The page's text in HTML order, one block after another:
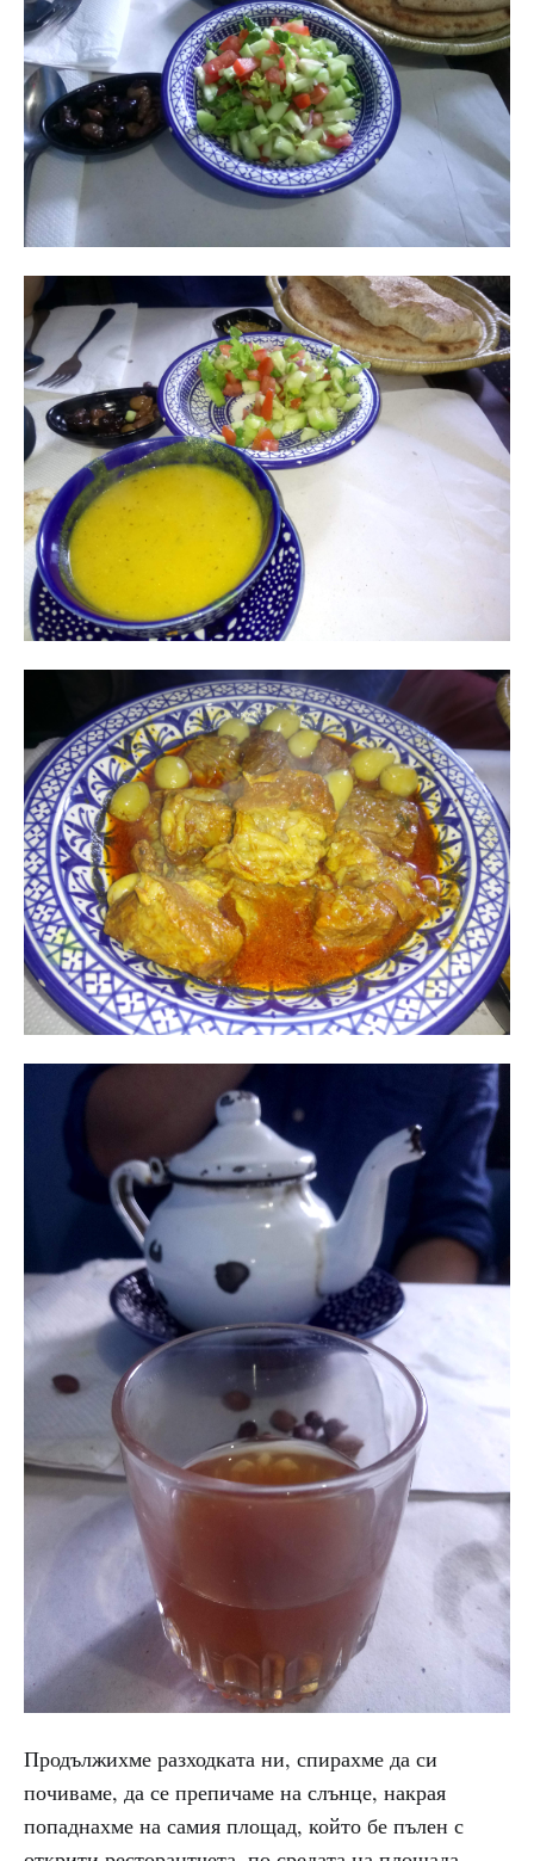
Продължихме разходката ни, спирахме да си
почиваме, да се препичаме на слънце, накрая
попаднахме на самия площад, който бе пълен с